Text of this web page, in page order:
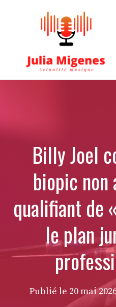
Billy Joel
biopic
qualifiant de
le plan
Publié le 20 mai